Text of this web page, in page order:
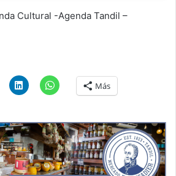
Cultural -Agenda Tandil –
Más